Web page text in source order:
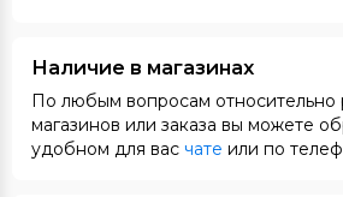
Наличие в магазинах
По любым вопросам относительно
магазинов или заказа вы можете
удобном для вас чате или по